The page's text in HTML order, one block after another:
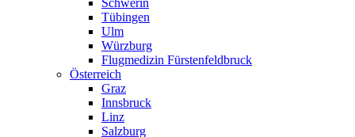
Schwerin
Tübingen
Ulm
Würzburg
Flugmedizin Fürstenfeldbruck
Österreich
Graz
Innsbruck
Linz
Salzburg